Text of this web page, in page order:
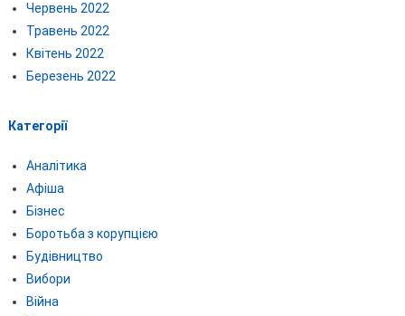
Червень 2022
Травень 2022
Квітень 2022
Березень 2022
Категорії
Аналітика
Афіша
Бізнес
Боротьба з корупцією
Будівництво
Вибори
Війна